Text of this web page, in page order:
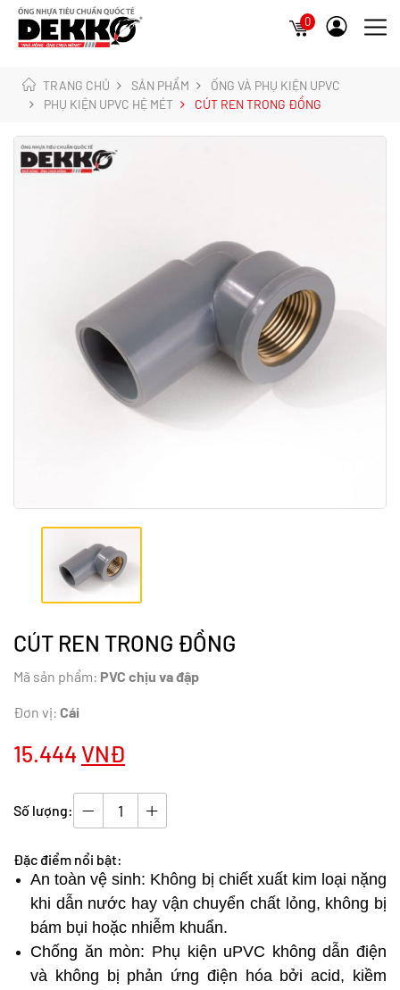
0
TRANG CHỦ SẢN PHẨM
ỐNG VÀ PHỤ KIỆN UPVC
PHỤ KIỆN UPVC HỆ MÉT
CÚT REN TRONG ĐỒNG
CÚT REN TRONG ĐỒNG
Mã sản phẩm: PVC chịu va đập
Đơn vị: Cái
15.444 VNĐ
Số lượng:
Đặc điểm nổi bật:
An toàn vệ sinh: Không bị chiết xuất kim loại nặng
khi dẫn nước hay vận chuyển chất lỏng, không bị
bám bụi hoặc nhiễm khuẩn.
Chống ăn mòn: Phụ kiện uPVC không dẫn điện
và không bị phản ứng điện hóa bởi acid, kiềm